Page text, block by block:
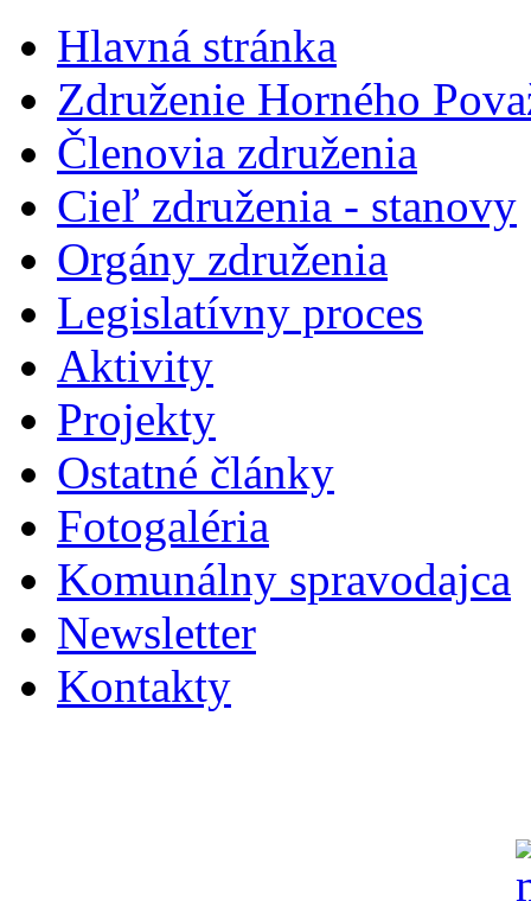
Hlavná stránka
Združenie Horného
Členovia združenia
Cieľ združenia - stanovy
Orgány združenia
Legislatí­vny proces
Aktivity
Projekty
Ostatné články
Fotogaléria
Komunálny spravodajca
Newsletter
Kontakty